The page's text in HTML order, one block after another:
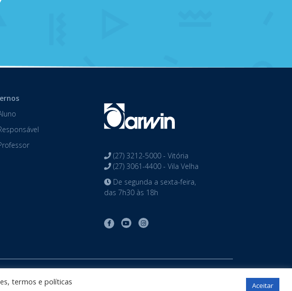
(27) 3212-5000 - Vitória
(27) 3061-4400 - Vila Velha
De segunda a sexta-feira,
das 7h30 às 18h
. Todos os direitos reservados
termos e políticas
Aceitar